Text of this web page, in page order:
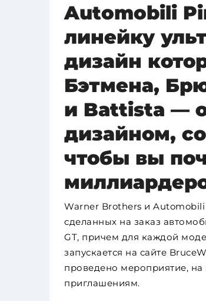
Automobili
линейку
дизайн
Бэтмена,
и Battista —
дизайном,
чтобы вы
Warner Brothers и
сделанных на заказ
GT, причем для каждой
запускается на сайте
проведено мероприятие, на
приглашениям.